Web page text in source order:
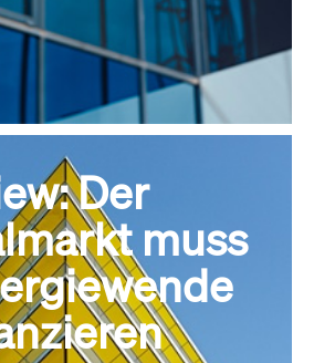
Der
muss